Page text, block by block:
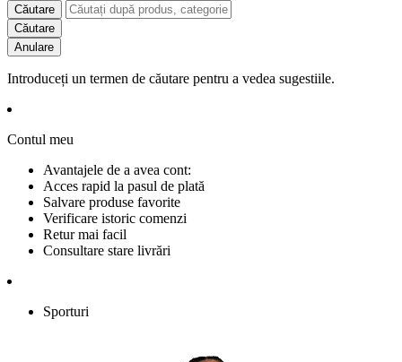
Căutare
Căutare
Anulare
Introduceți un termen de căutare pentru a vedea sugestiile.
Contul meu
Avantajele de a avea cont:
Acces rapid la pasul de plată
Salvare produse favorite
Verificare istoric comenzi
Retur mai facil
Consultare stare livrări
Sporturi